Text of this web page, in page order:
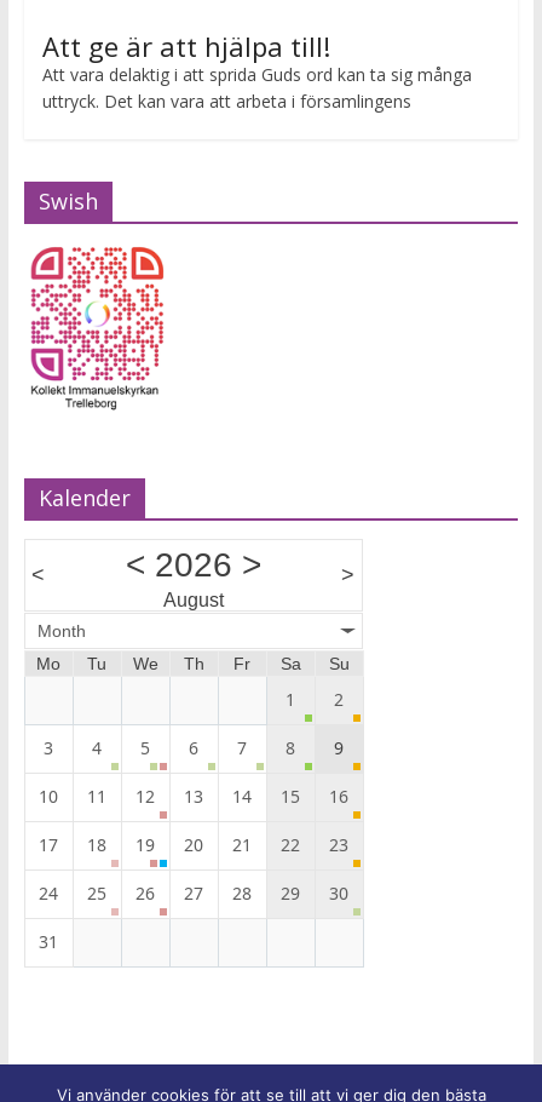
Att ge är att hjälpa till!
Att vara delaktig i att sprida Guds ord kan ta sig många
uttryck. Det kan vara att arbeta i församlingens
Swish
Kalender
< < 2026 >
August
>
Month
Mo
Tu We Th Fr Sa Su
1 2
3 4 5 6 7 8 9
10 11 12 13 14 15 16
17 18 19 20 21 22 23
24 25 26 27 28 29 30
31
Vi använder cookies för att se till att vi ger dig den bästa